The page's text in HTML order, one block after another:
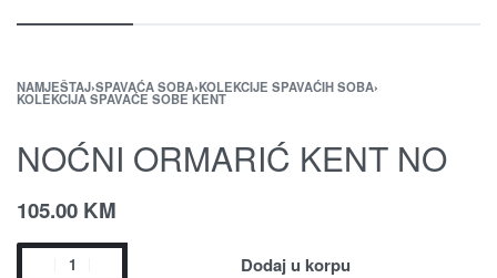
NAMJEŠTAJ›SPAVAĆA SOBA›KOLEKCIJE SPAVAĆIH SOBA›
KOLEKCIJA SPAVAĆE SOBE KENT
NOĆNI ORMARIĆ KENT NO
105.00 KM
Dodaj u korpu